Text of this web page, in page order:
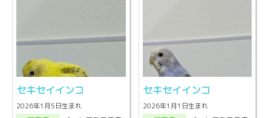
セキセイインコ
2026年1月5日生まれ
セキセイインコ
2026年1月1日生まれ